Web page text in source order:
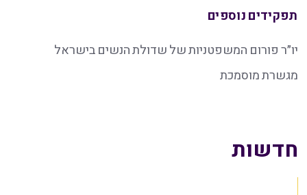
תפקידים נוספים
יו״ר פורום המשפטניות של שדולת הנשים בישראל
מגשרת מוסמכת
חדשות